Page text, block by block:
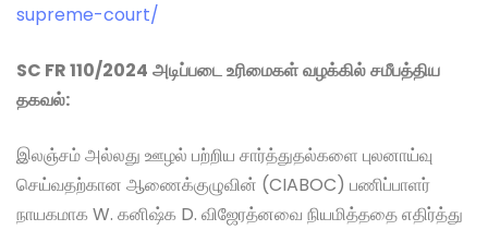
supreme-court/
SC FR 110/2024 அடிப்படைஉரிமைகள்வழக்கில்சமீபத்திய
தகவல்:
இலஞ்சம் அல்லது ஊழல் பற்றிய சார்த்துதல்களை புலனாய்வு
செய்வதற்கான ஆணைக்குழுவின் (CIABOC) பணிப்பாளர்
நாயகமாக W. கனிஷ்க D. விஜேரத்னவை நியமித்ததை எதிர்த்து